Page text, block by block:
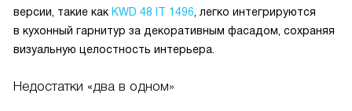
версии, такие как KWD 48 IT 1496 , легко интегрируются
в кухонный гарнитур за декоративным фасадом, сохраняя
визуальную целостность интерьера.
Недостатки «два в одном»